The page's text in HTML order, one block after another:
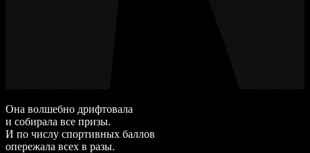
Она волшебно дрифтовала
и собирала все призы.
И по числу спортивных баллов
опережала всех в разы.